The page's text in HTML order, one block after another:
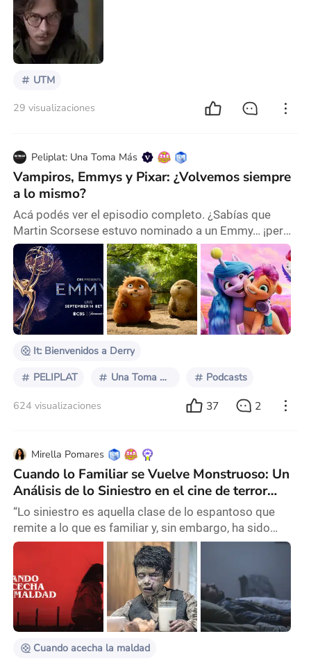
acecha la maldad (2023) 3-.Salo o los 120 días de
Sodoma (1975) 4-.Evil Dead 2 (1987) 5-.Martyrs
(2008) 6-.Cabin Fever (2002) 7-.Hostal 2 (2007)
8-.Rosemary’s Baby (1968) 9-.À l'intérieur (2007)
UTM
29 visualizaciones
Peliplat: Una Toma Más
Vampiros, Emmys y Pixar: ¿Volvemos siempre
a lo mismo?
Acá podés ver el episodio completo. ¿Sabías que
Martin Scorsese estuvo nominado a un Emmy… ¡pero
como actor? ¿O que Pixar está por lanzar otra peli
original después de muchas críticas por "repetir
estilo"? Si te intriga saber cómo Scorsese reaccionó a
su nominación, o cuál es la polémica alrededor del
famoso estilo "bean mouth" en las nuevas películas
animadas, quedate que este episodio arranca co
It: Bienvenidos a Derry
PELIPLAT Una Toma Más Podcasts
624 visualizaciones 37 2
Mirella Pomares
Cuando lo Familiar se Vuelve Monstruoso: Un
Análisis de lo Siniestro en el cine de terror
argentino
“Lo siniestro es aquella clase de lo espantoso que
remite a lo que es familiar y, sin embargo, ha sido
reprimido.” —Sigmund Freud, Lo siniestro (1919) El
cine de terror, en su forma más íntima e incómoda, no
nos asusta únicamente con lo ajeno, lo monstruoso o
lo fantástico. Nos aterra cuando lo conocido, la casa,
la madre, el vecino, el cuerpo, se vuelve extraño.
Cuando lo cotidiano se tuerce apen
Cuando acecha la maldad